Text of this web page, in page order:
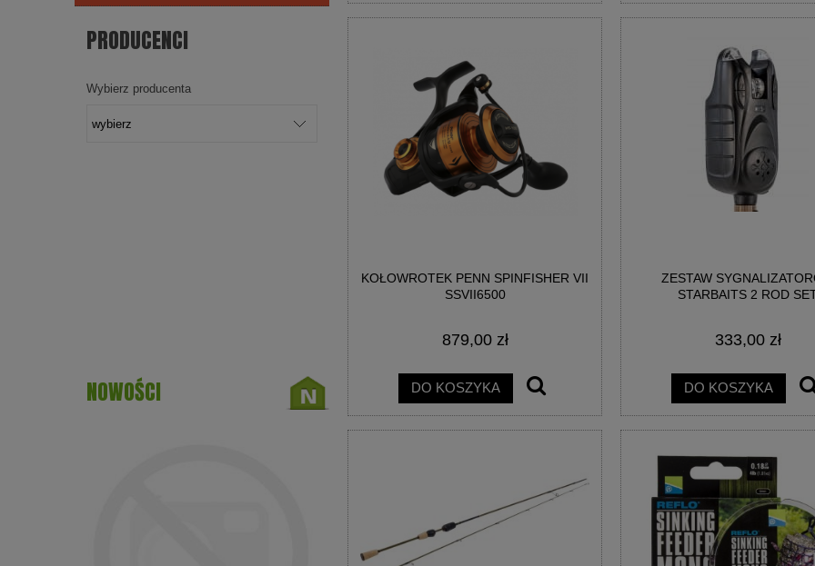
PRODUCENCI
Wybierz producenta
NOWOŚCI
KOŁOWROTEK PENN SPINFISHER VII
SSVII6500
879,00 zł
DO KOSZYKA
ZESTAW
STARBAITS 2 ROD
333,00 zł
DO KOSZYKA